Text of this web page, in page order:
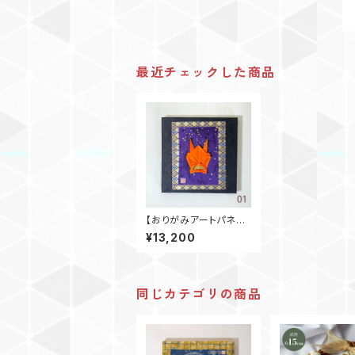
最近チェックした商品
【おりがみアートパネ
ル】鬼 S3号
¥13,200
同じカテゴリの商品